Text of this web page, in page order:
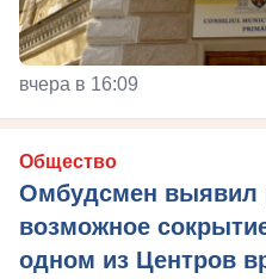
вчера в 16:09
Общество
Омбудсмен выявил
возможное
одном из Центров